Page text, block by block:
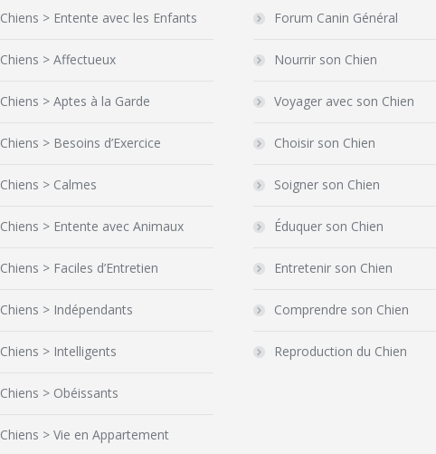
Chiens > Entente avec les Enfants
Chiens > Affectueux
Chiens > Aptes à la Garde
Chiens > Besoins d’Exercice
Chiens > Calmes
Chiens > Entente avec Animaux
Chiens > Faciles d’Entretien
Chiens > Indépendants
Chiens > Intelligents
Chiens > Obéissants
Chiens > Vie en Appartement
Forum Canin Général
Nourrir son Chien
Voyager avec son Chien
Choisir son Chien
Soigner son Chien
Éduquer son Chien
Entretenir son Chien
Comprendre son Chien
Reproduction du Chien